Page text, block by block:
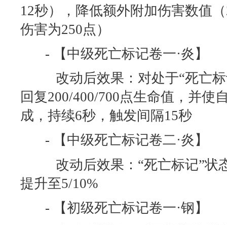
12秒）， 降低额外附加伤害数值
伤害为250点）
- 【中级死亡标记卷一·炎】
改动后效果：对处于“死亡标
回复200/400/700点生命值，并使
成，持续6秒，触发间隔15秒
- 【中级死亡标记卷二·炎】
改动后效果：“死亡标记”状
提升至5/10%
- 【初级死亡标记卷一·钢】